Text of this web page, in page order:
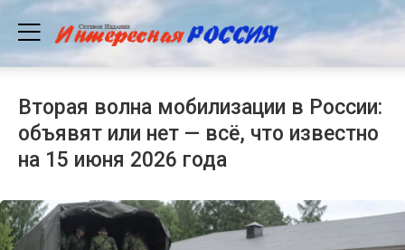
Вторая волна мобилизации в России:
объявят или нет — всё, что известно
на 15 июня 2026 года